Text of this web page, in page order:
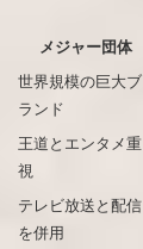
メジャー団体
世界規模の巨大ブ
ランド
王道とエンタメ重
視
テレビ放送と配信
を併用